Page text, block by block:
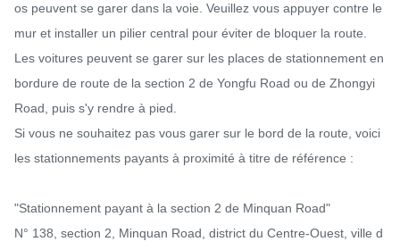
os peuvent se garer dans la voie. Veuillez vous appuyer contre le
mur et installer un pilier central pour éviter de bloquer la route.
Les voitures peuvent se garer sur les places de stationnement en
bordure de route de la section 2 de Yongfu Road ou de Zhongyi
Road, puis s'y rendre à pied.
Si vous ne souhaitez pas vous garer sur le bord de la route, voici
les stationnements payants à proximité à titre de référence :
"Stationnement payant à la section 2 de Minquan Road"
N° 138, section 2, Minquan Road, district du Centre-Ouest, ville d